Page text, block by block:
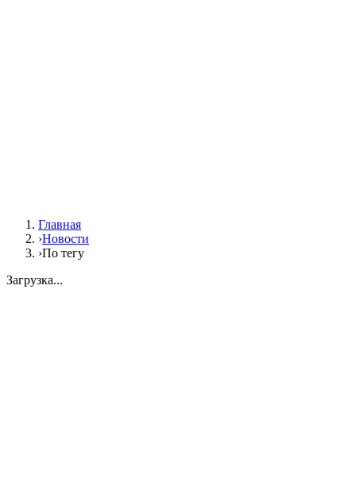
Главная
›Новости
›По тегу
Загрузка...